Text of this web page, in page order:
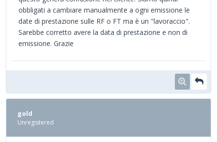
obbligati a cambiare manualmente a ogni emissione le
date di prestazione sulle RF o FT ma è un "lavoraccio".
Sarebbe corretto avere la data di prestazione e non di
emissione. Grazie
gold
Unregistered